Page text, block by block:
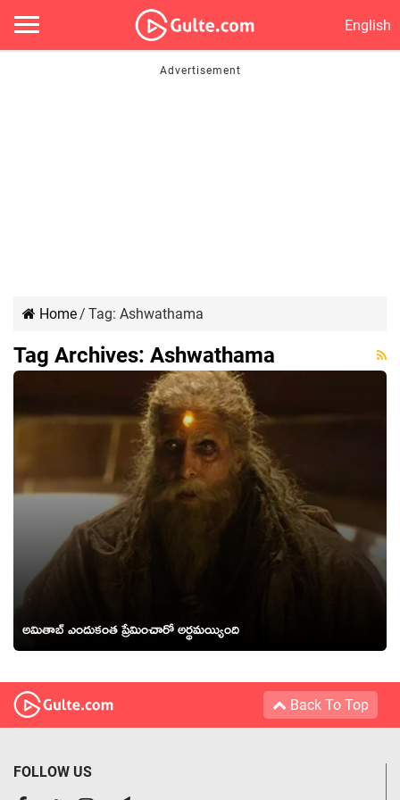
English
Home/ Tag: Ashwathama
Tag Archives: Ashwathama
అమితాబ్ ఎందుకంత ప్రేమించారో అర్థమయ్యింది
Back To Top
FOLLOW US